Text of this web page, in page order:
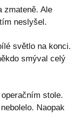
zmateně. Ale
neslyšel.
světlo na konci.
smýval celý
stole.
Naopak